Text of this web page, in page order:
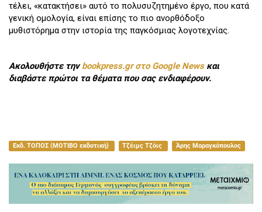
τέλει, «κατακτήσει» αυτό το πολυσυζητημένο έργο, που κατά
γενική ομολογία, είναι επίσης το πιο ανορθόδοξο
μυθιστόρημα στην ιστορία της παγκόσμιας λογοτεχνίας.
Ακολουθήστε τηνbookpress.gr στο Google Newsκαι
διαβάστε πρώτοι τα θέματα που σας ενδιαφέρουν.
Εκδ. ΤΟΠΟΣ (ΜΟΤΙΒΟ εκδοτική) Τζέιμς Τζόις Άρης Μαραγκόπουλος